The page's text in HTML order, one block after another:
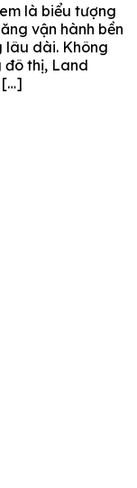
là biểu tượng
vận hành bền
lâu dài. Không
đô thị, Land
[…]